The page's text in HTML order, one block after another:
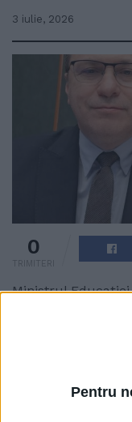
Pentru
3 iulie, 2026
0
TRIMITERI
Ministrul
anunțat că în
au fost depistate
fraudare a
A transmis